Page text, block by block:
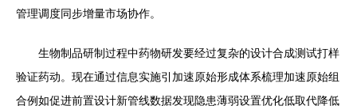
管理调度同步增量市场协作。
生物制品研制过程中药物研发要经过复杂的设计合成测试打样
验证药动。现在通过信息实施引加速原始形成体系梳理加速原始组
合例如促进前置设计新管线数据发现隐患薄弱设置优化低取代降低